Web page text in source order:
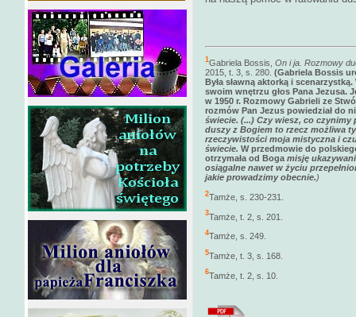
1Gabriela Bossis, On i ja. Rozmowy
2015, t. 3, s. 280. (Gabriela Bossis
Była sławną aktorką i
swoim wnętrzu głos Pana Jezusa.
w 1950 r. Rozmowy Gabrieli ze
rozmów Pan Jezus powiedział do
świecie. (...) Czy wiesz, co czynimy
duszy z Bogiem to rzecz możliwa
rzeczywistości moja mistyczna i
świecie. W przedmowie do
otrzymała od Boga misję
osiągalne nawet w życiu
jakie prowadzimy obecnie.)
2Tamże, s. 230-231.
3Tamże, t. 2, s. 201.
4Tamże, s. 249.
5Tamże, t. 3, s. 168.
6Tamże, t. 2, s. 10.